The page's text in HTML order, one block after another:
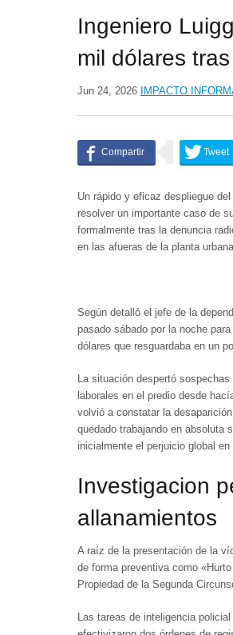
Ingeniero
mil dólares
Jun 24, 2026 IMPACTO
Un rápido y eficaz despliegue
resolver un importante caso de
formalmente tras la denuncia
en las afueras de la planta
Según detalló el jefe de la
pasado sábado por la noche
dólares que resguardaba en un
La situación despertó
laborales en el predio desde
volvió a constatar la
quedado trabajando en absoluta
inicialmente el perjuicio global
Investigacion
allanamientos
A raíz de la presentación de la
de forma preventiva como
Propiedad de la Segunda
Las tareas de inteligencia